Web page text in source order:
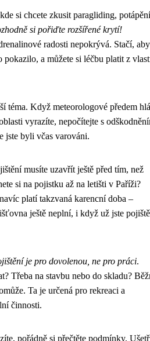
si chcete zkusit paragliding, potápění
si pořiďte rozšířené krytí!
radosti nepokrývá. Stačí, aby
pokazilo, a můžete si léčbu platit z
téma. Když meteorologové předem
vyrazíte, nepočítejte s
jste byli včas varováni.
musíte uzavřít ještě před tím, než
si na pojistku až na letišti v Paříži?
platí takzvaná karencní doba –
ještě neplní, i když už jste
je pro dovolenou, ne pro práci.
Třeba na stavbu nebo do skladu?
Ta je určená pro rekreaci a
činnosti.
pořádně si přečtěte podmínky.